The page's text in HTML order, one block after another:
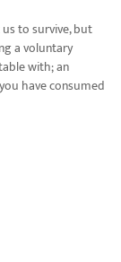
to survive, but
a voluntary
with; an
have consumed